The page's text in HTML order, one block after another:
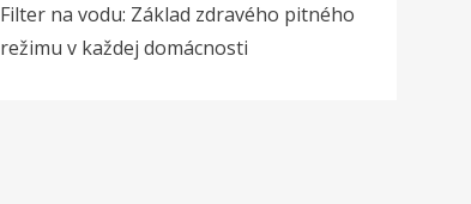
Filter na vodu: Základ zdravého pitného
režimu v každej domácnosti